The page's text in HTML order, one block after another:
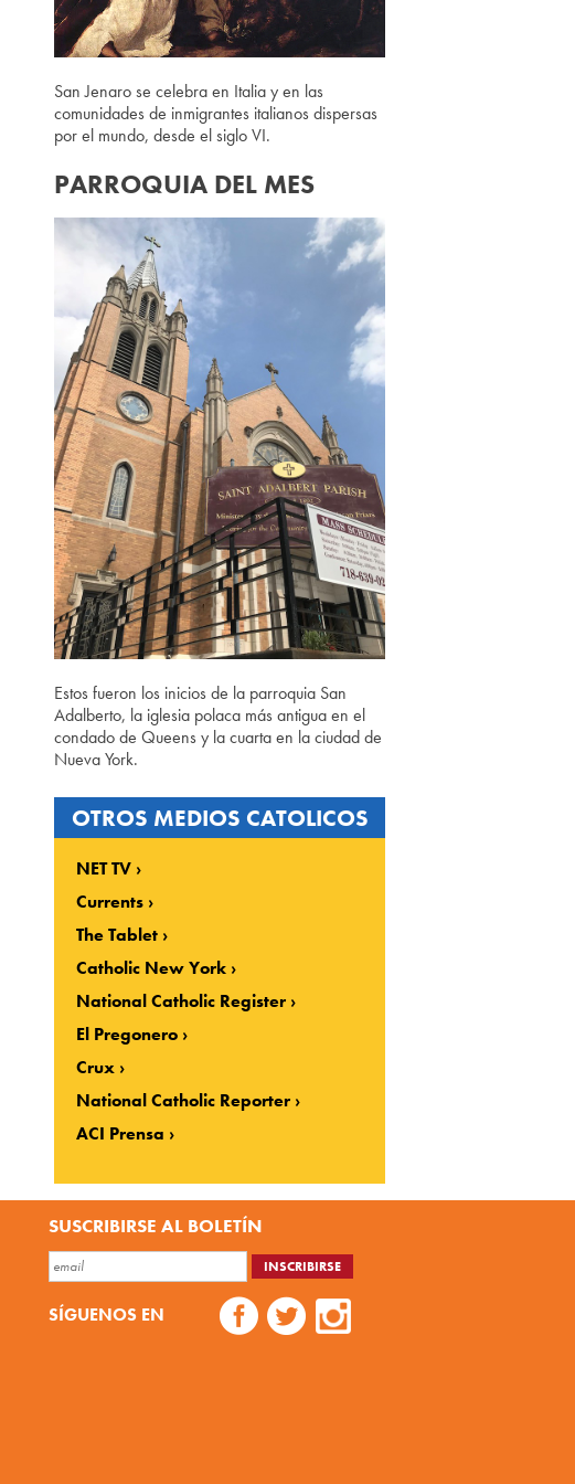
San Jenaro se celebra en Italia y en las
comunidades de inmigrantes italianos dispersas
por el mundo, desde el siglo VI.
PARROQUIA DEL MES
Estos fueron los inicios de la parroquia San
Adalberto, la iglesia polaca más antigua en el
condado de Queens y la cuarta en la ciudad de
Nueva York.
OTROS MEDIOS CATOLICOS
NET TV
Currents
The Tablet
Catholic New York
National Catholic Register
El Pregonero
Crux
National Catholic Reporter
ACI Prensa
SUSCRIBIRSE AL BOLETÍN
SÍGUENOS EN